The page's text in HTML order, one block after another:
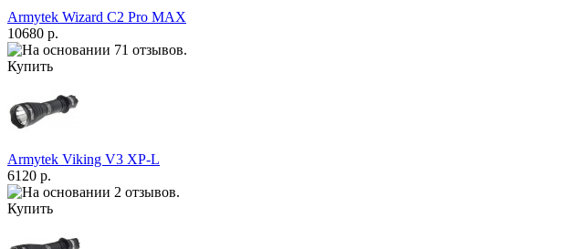
Armytek Wizard С2 Pro MAX
10680 р.
Купить
Armytek Viking V3 XP-L
6120 р.
Купить